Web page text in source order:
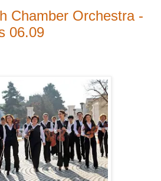
Chamber Orchestra -
06.09